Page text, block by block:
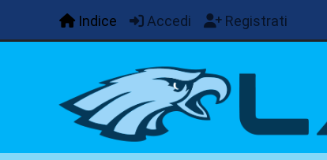
Indice Accedi Registrati